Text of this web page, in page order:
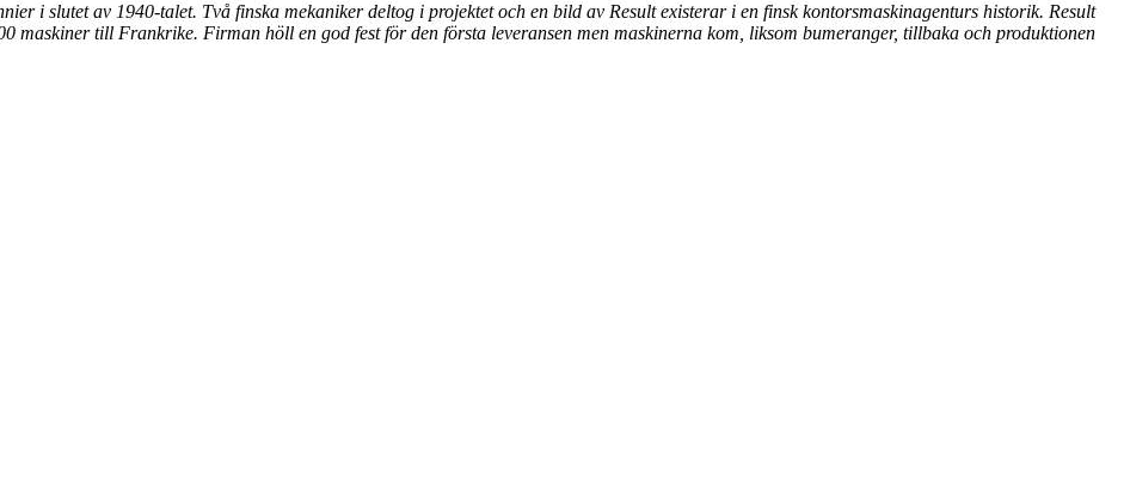
i slutet av 1940-talet. Två finska mekaniker deltog i projektet och en bild av Result existerar i en finsk kontorsmaskinagenturs historik. Result
maskiner till Frankrike. Firman höll en god fest för den första leveransen men maskinerna kom, liksom bumeranger, tillbaka och produktionen